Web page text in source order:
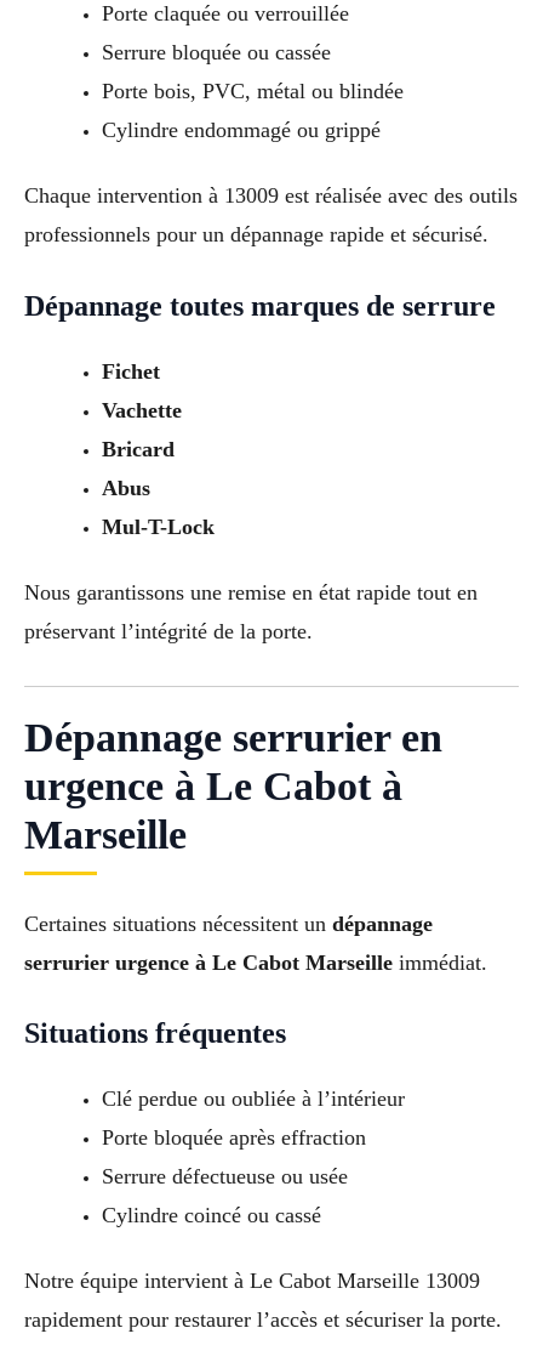
Porte claquée ou verrouillée
Serrure bloquée ou cassée
Porte bois, PVC, métal ou blindée
Cylindre endommagé ou grippé
Chaque intervention à 13009 est réalisée avec des outils
professionnels pour un dépannage rapide et sécurisé.
Dépannage toutes marques de serrure
Fichet
Vachette
Bricard
Abus
Mul-T-Lock
Nous garantissons une remise en état rapide tout en
préservant l’intégrité de la porte.
Dépannage serrurier en
urgence à Le Cabot à
Marseille
Certaines situations nécessitent un dépannage
serrurier urgence à Le Cabot Marseille immédiat.
Situations fréquentes
Clé perdue ou oubliée à l’intérieur
Porte bloquée après effraction
Serrure défectueuse ou usée
Cylindre coincé ou cassé
Notre équipe intervient à Le Cabot Marseille 13009
rapidement pour restaurer l’accès et sécuriser la porte.